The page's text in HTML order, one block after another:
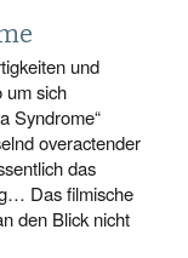
und
um sich
Syndrome“
overactender
das
Das filmische
den Blick nicht